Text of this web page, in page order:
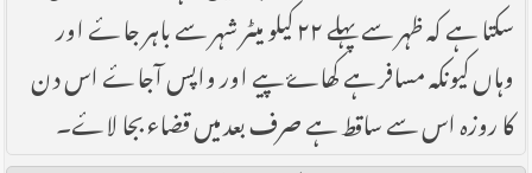
سکتا ہے کہ ظہر سے پہلے ۲۲ کیلو میٹر شہر سے باہر جاۓ اور
وہاں کیونکہ مسافر ہے کھا‍ۓ پیے اور واپس آجاۓ اس دن
کا روزہ اس سے ساقط ہے صرف بعد میں قضاء بجا لاۓ۔